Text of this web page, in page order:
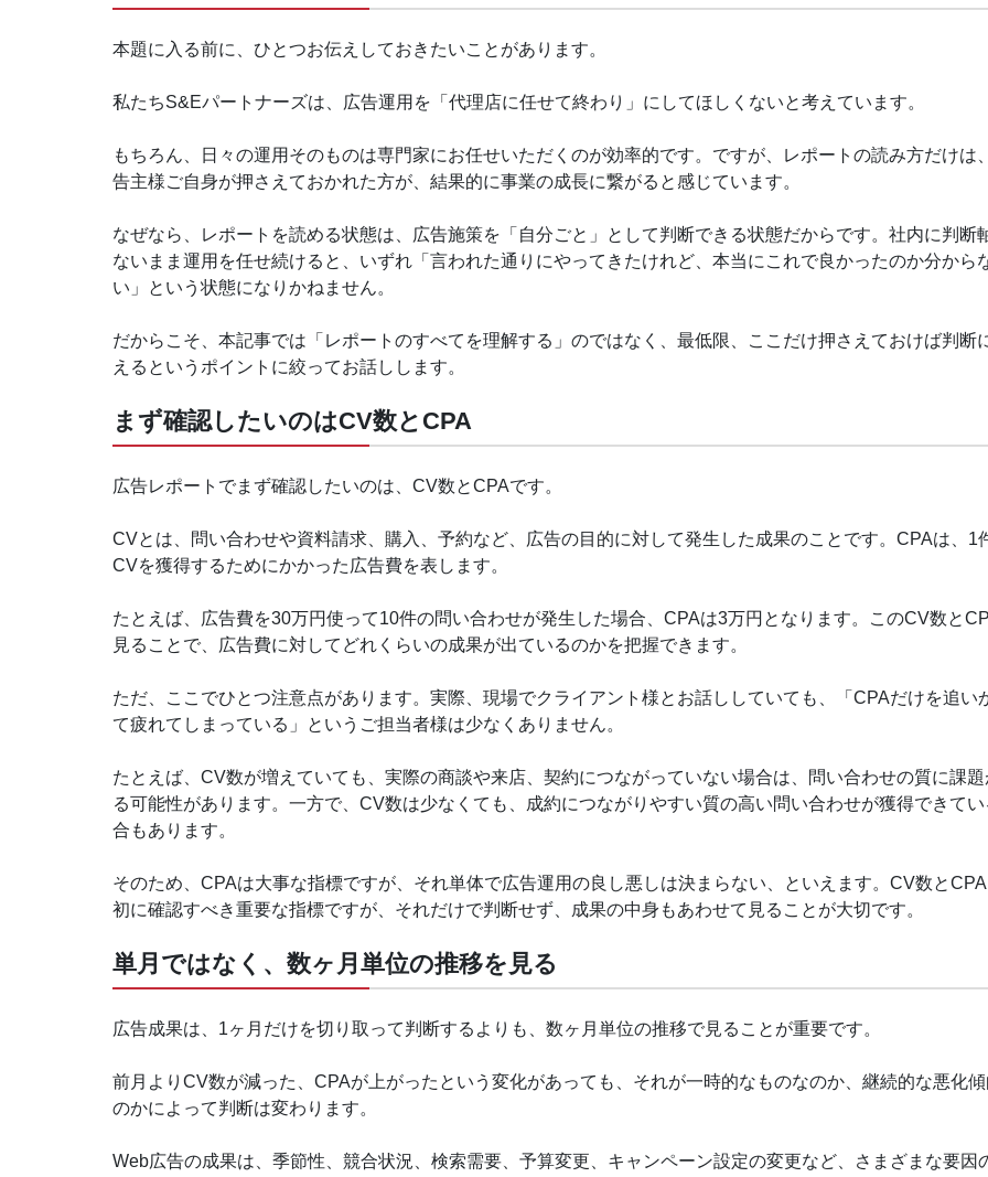
本題に入る前に、ひとつお伝えしておきたいことがあります。
私たちS&Eパートナーズは、広告運用を「代理店に任せて終わり」にしてほしくないと考えています。
もちろん、日々の運用そのものは専門家にお任せいただくのが効率的です。ですが、レポートの読み方だけは
告主様ご自身が押さえておかれた方が、結果的に事業の成長に繋がると感じています。
なぜなら、レポートを読める状態は、広告施策を「自分ごと」として判断できる状態だからです。社内に判断
ないまま運用を任せ続けると、いずれ「言われた通りにやってきたけれど、本当にこれで良かったのか分から
い」という状態になりかねません。
だからこそ、本記事では「レポートのすべてを理解する」のではなく、最低限、ここだけ押さえておけば判断
えるというポイントに絞ってお話しします。
まず確認したいのはCV数とCPA
広告レポートでまず確認したいのは、CV数とCPAです。
CVとは、問い合わせや資料請求、購入、予約など、広告の目的に対して発生した成果のことです。CPAは、1
CVを獲得するためにかかった広告費を表します。
たとえば、広告費を30万円使って10件の問い合わせが発生した場合、CPAは3万円となります。このCV数と
見ることで、広告費に対してどれくらいの成果が出ているのかを把握できます。
ただ、ここでひとつ注意点があります。実際、現場でクライアント様とお話ししていても、「CPAだけを追い
て疲れてしまっている」というご担当者様は少なくありません。
たとえば、CV数が増えていても、実際の商談や来店、契約につながっていない場合は、問い合わせの質に課
る可能性があります。一方で、CV数は少なくても、成約につながりやすい質の高い問い合わせが獲得できて
合もあります。
そのため、CPAは大事な指標ですが、それ単体で広告運用の良し悪しは決まらない、といえます。CV数と
初に確認すべき重要な指標ですが、それだけで判断せず、成果の中身もあわせて見ることが大切です。
単月ではなく、数ヶ月単位の推移を見る
広告成果は、1ヶ月だけを切り取って判断するよりも、数ヶ月単位の推移で見ることが重要です。
前月よりCV数が減った、CPAが上がったという変化があっても、それが一時的なものなのか、継続的な悪化
のかによって判断は変わります。
Web広告の成果は、季節性、競合状況、検索需要、予算変更、キャンペーン設定の変更など、さまざまな要因